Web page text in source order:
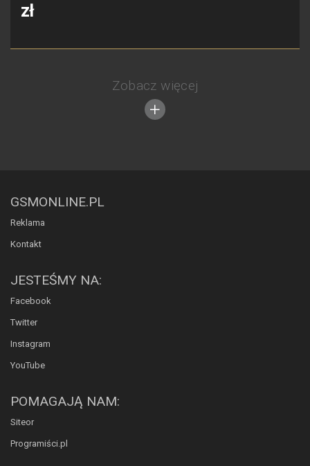
zł
Zobacz więcej
GSMONLINE.PL
Reklama
Kontakt
JESTEŚMY NA:
Facebook
Twitter
Instagram
YouTube
POMAGAJĄ NAM:
Siteor
Programiści.pl